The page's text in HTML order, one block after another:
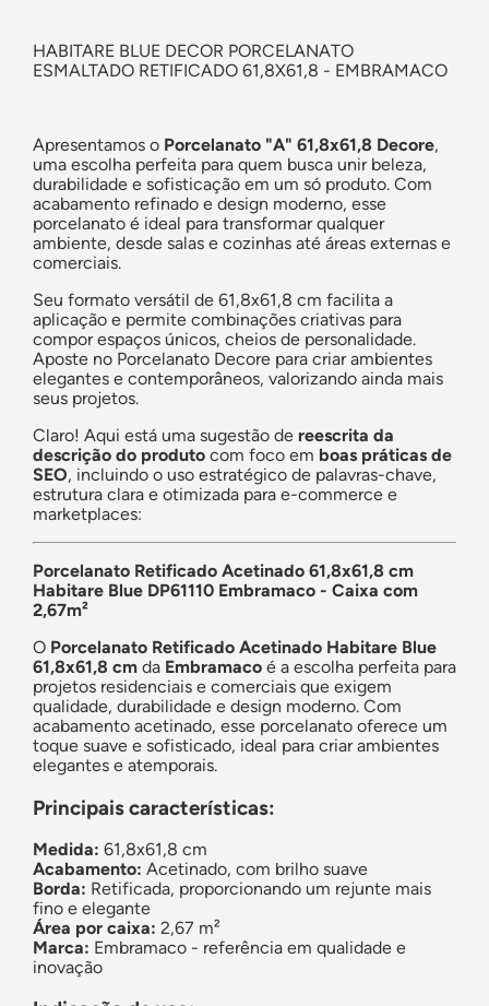
HABITARE BLUE DECOR PORCELANATO
ESMALTADO RETIFICADO 61,8X61,8 - EMBRAMACO
Apresentamos o Porcelanato "A" 61,8x61,8 Decore,
uma escolha perfeita para quem busca unir beleza,
durabilidade e sofisticação em um só produto. Com
acabamento refinado e design moderno, esse
porcelanato é ideal para transformar qualquer
ambiente, desde salas e cozinhas até áreas externas e
comerciais.
Seu formato versátil de 61,8x61,8 cm facilita a
aplicação e permite combinações criativas para
compor espaços únicos, cheios de personalidade.
Aposte no Porcelanato Decore para criar ambientes
elegantes e contemporâneos, valorizando ainda mais
seus projetos.
Claro! Aqui está uma sugestão de reescrita da
descrição do produto com foco em boas práticas de
SEO, incluindo o uso estratégico de palavras-chave,
estrutura clara e otimizada para e-commerce e
marketplaces:
Porcelanato Retificado Acetinado 61,8x61,8 cm
Habitare Blue DP61110 Embramaco - Caixa com
2,67m²
O Porcelanato Retificado Acetinado Habitare Blue
61,8x61,8 cm da Embramaco é a escolha perfeita para
projetos residenciais e comerciais que exigem
qualidade, durabilidade e design moderno. Com
acabamento acetinado, esse porcelanato oferece um
toque suave e sofisticado, ideal para criar ambientes
elegantes e atemporais.
Principais características:
Medida: 61,8x61,8 cm
Acabamento: Acetinado, com brilho suave
Borda: Retificada, proporcionando um rejunte mais
fino e elegante
Área por caixa: 2,67 m²
Marca: Embramaco - referência em qualidade e
inovação